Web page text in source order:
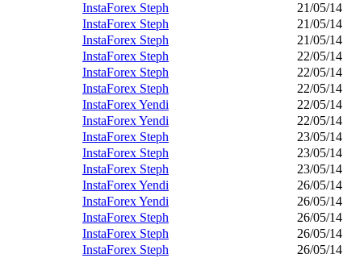
InstaForex Steph 21/05/14
InstaForex Steph 21/05/14
InstaForex Steph 21/05/14
InstaForex Steph 22/05/14
InstaForex Steph 22/05/14
InstaForex Steph 22/05/14
InstaForex Yendi 22/05/14
InstaForex Yendi 22/05/14
InstaForex Steph 23/05/14
InstaForex Steph 23/05/14
InstaForex Steph 23/05/14
InstaForex Yendi 26/05/14
InstaForex Yendi 26/05/14
InstaForex Steph 26/05/14
InstaForex Steph 26/05/14
InstaForex Steph 26/05/14